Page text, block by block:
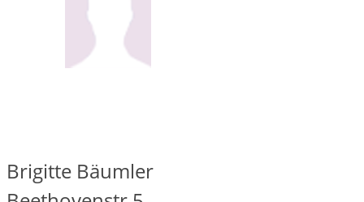
Brigitte Bäumler